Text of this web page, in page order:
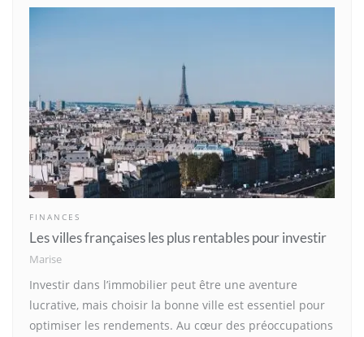
FINANCES
Les villes françaises les plus rentables pour investir
Marise
Investir dans l’immobilier peut être une aventure
lucrative, mais choisir la bonne ville est essentiel pour
optimiser les rendements. Au cœur des préoccupations